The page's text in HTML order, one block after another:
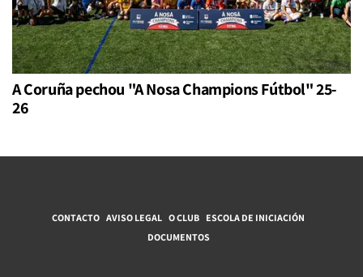
A Coruña pechou "A Nosa Champions Fútbol" 25-
26
CONTACTO AVISO LEGAL O CLUB ESCOLA DE INICIACIÓN
DOCUMENTOS